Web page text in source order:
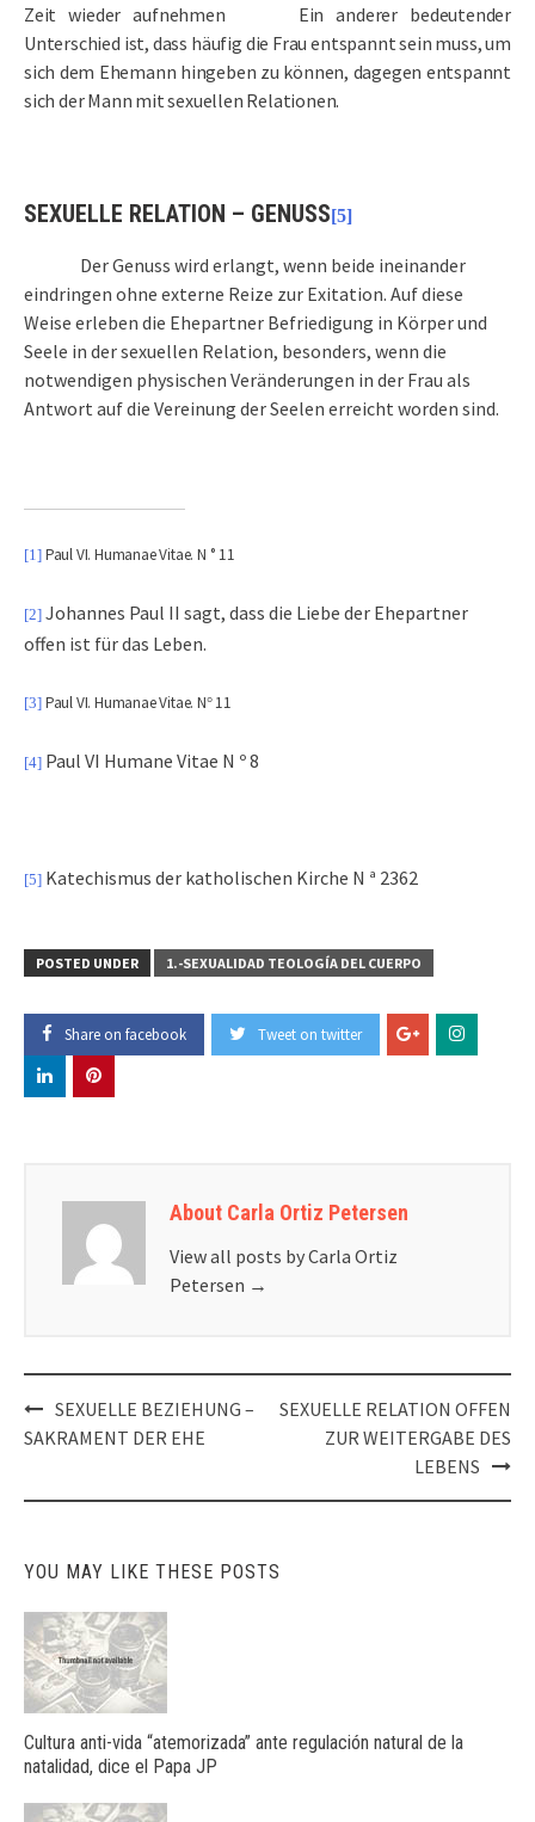
Zeit wieder aufnehmen
Ein anderer bedeutender
Unterschied ist, dass häufig die Frau entspannt sein muss, um
sich dem Ehemann hingeben zu können, dagegen entspannt
sich der Mann mit sexuellen Relationen.
SEXUELLE RELATION – GENUSS[5]
Der Genuss wird erlangt, wenn beide ineinander
eindringen ohne externe Reize zur Exitation. Auf diese
Weise erleben die Ehepartner Befriedigung in Körper und
Seele in der sexuellen Relation, besonders, wenn die
notwendigen physischen Veränderungen in der Frau als
Antwort auf die Vereinung der Seelen erreicht worden sind.
[1] Paul VI. Humanae Vitae. N ° 11
[2] Johannes Paul II sagt, dass die Liebe der Ehepartner
offen ist für das Leben.
[3] Paul VI. Humanae Vitae. N°11
[4] Paul VI Humane Vitae N º 8
[5] Katechismus der katholischen Kirche N ª 2362
POSTED UNDER 1.-SEXUALIDAD TEOLOGÍA DEL CUERPO
Share on facebook Tweet on twitter
About Carla Ortiz Petersen
View all posts by Carla Ortiz
Petersen →
Post
navigation
SEXUELLE BEZIEHUNG –
SAKRAMENT DER EHE
SEXUELLE RELATION OFFEN
ZUR WEITERGABE DES
LEBENS
YOU MAY LIKE THESE POSTS
Cultura anti-vida “atemorizada” ante regulación natural de la
natalidad, dice el Papa JP